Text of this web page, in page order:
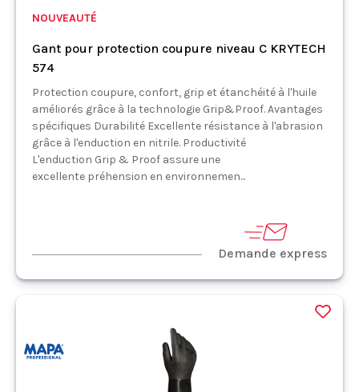
NOUVEAUTÉ
Gant pour protection coupure niveau C KRYTECH
574
Protection coupure, confort, grip et étanchéité à l'huile
améliorés grâce à la technologie Grip&Proof. Avantages
spécifiques Durabilité Excellente résistance à l'abrasion
grâce à l'enduction en nitrile. Productivité
L'enduction Grip & Proof assure une
excellente préhension en environnemen...
Demande express